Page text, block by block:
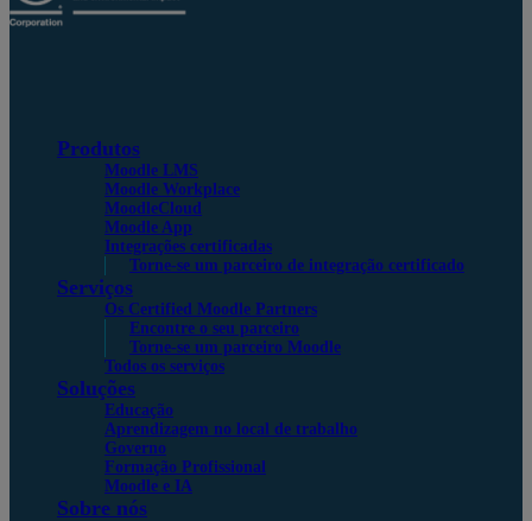
Produtos
Moodle LMS
Moodle Workplace
MoodleCloud
Moodle App
Integrações certificadas
Torne-se um parceiro de integração certificado
Serviços
Os Certified Moodle Partners
Encontre o seu parceiro
Torne-se um parceiro Moodle
Todos os serviços
Soluções
Educação
Aprendizagem no local de trabalho
Governo
Formação Profissional
Moodle e IA
Sobre nós